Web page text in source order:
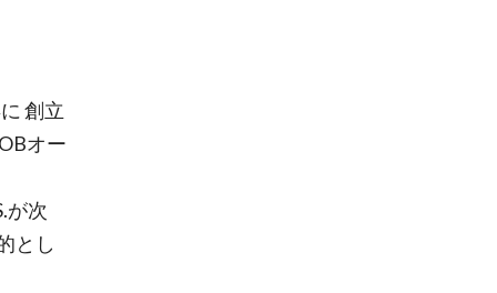
創立
オー
が次
とし